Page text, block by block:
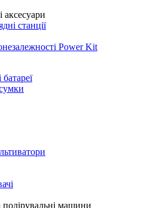
аксесуари
станції
Power Kit
машини